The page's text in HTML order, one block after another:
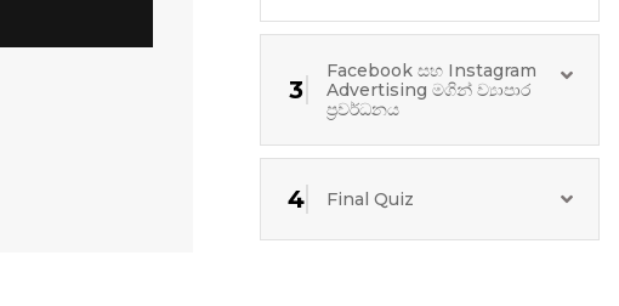
3
Facebook සහ Instagram
Advertising මගින් ව්‍යාපාර
ප්‍රවර්ධනය
4 Final Quiz